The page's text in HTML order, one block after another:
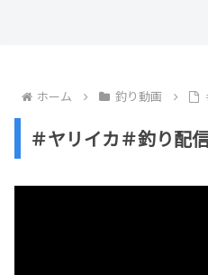
ホーム 釣り動画
＃ヤリイカ＃釣り配